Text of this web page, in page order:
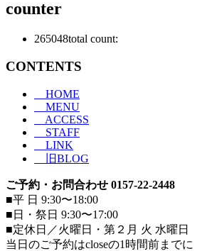
counter
265048total count:
CONTENTS
HOME
MENU
ACCESS
STAFF
LINK
旧BLOG
ご予約・お問合わせ 0157-22-2448
■平 日 9:30〜18:00
■日・祭日 9:30〜17:00
■定休日／火曜日・第２月 火 水曜日
当日のご予約はcloseの1時間前までに